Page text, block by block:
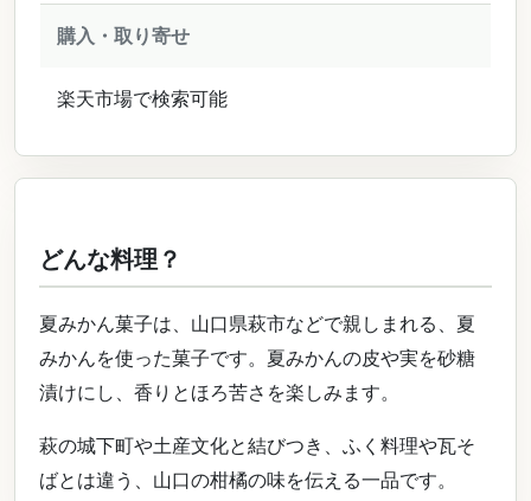
購入・取り寄せ
楽天市場で検索可能
どんな料理？
夏みかん菓子は、山口県萩市などで親しまれる、夏
みかんを使った菓子です。夏みかんの皮や実を砂糖
漬けにし、香りとほろ苦さを楽しみます。
萩の城下町や土産文化と結びつき、ふく料理や瓦そ
ばとは違う、山口の柑橘の味を伝える一品です。